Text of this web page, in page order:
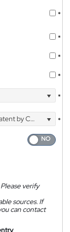
*
*
*
*
*
by Courier
*
verify
sources. If
can contact